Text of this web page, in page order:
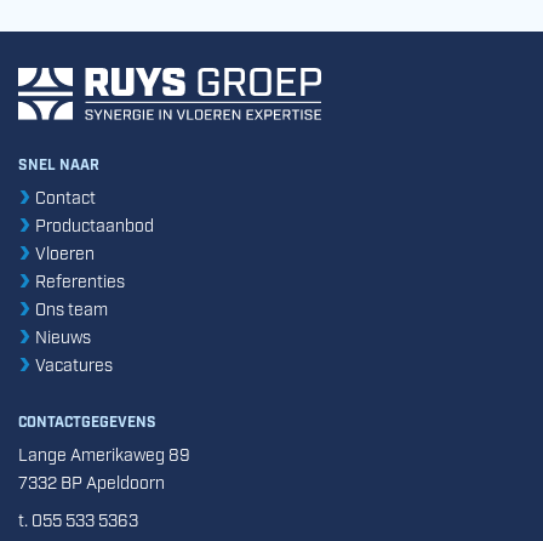
SNEL NAAR
Contact
Productaanbod
Vloeren
Referenties
Ons team
Nieuws
Vacatures
CONTACTGEGEVENS
Lange Amerikaweg 89
7332 BP Apeldoorn
t. 055 533 5363